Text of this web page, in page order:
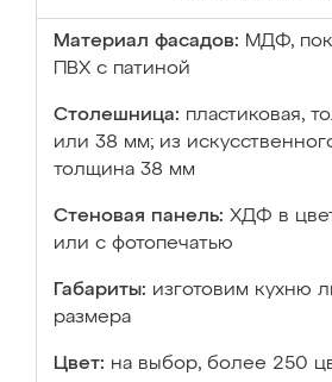
Материал фасадов: МДФ,
ПВХ с патиной
Столешница: пластиковая,
или 38 мм; из
толщина 38 мм
Стеновая панель: ХДФ в
или с фотопечатью
Габариты: изготовим кухню
размера
Цвет: на выбор, более 250